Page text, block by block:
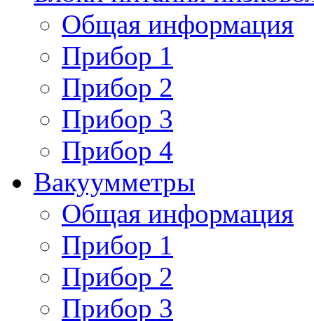
Общая информация
Прибор 1
Прибор 2
Прибор 3
Прибор 4
Вакуумметры
Общая информация
Прибор 1
Прибор 2
Прибор 3